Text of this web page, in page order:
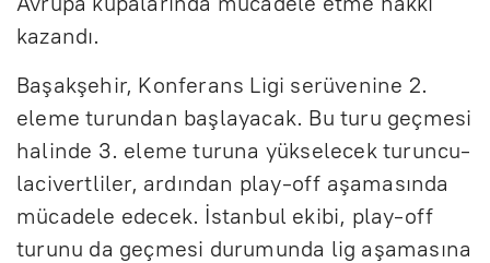
kazandı.
Başakşehir, Konferans Ligi serüvenine 2.
eleme turundan başlayacak. Bu turu geçmesi
halinde 3. eleme turuna yükselecek turuncu-
lacivertliler, ardından play-off aşamasında
mücadele edecek. İstanbul ekibi, play-off
turunu da geçmesi durumunda lig aşamasına